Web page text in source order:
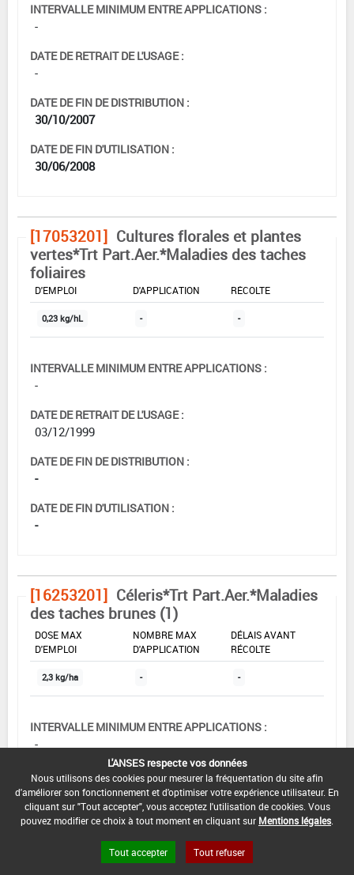
INTERVALLE MINIMUM ENTRE APPLICATIONS :
-
DATE DE RETRAIT DE L'USAGE :
-
DATE DE FIN DE DISTRIBUTION :
30/10/2007
DATE DE FIN D'UTILISATION :
30/06/2008
[17053201] Cultures florales et plantes
vertes*Trt Part.Aer.*Maladies des taches
foliaires
DOSE MAX
D'EMPLOI
D'APPLICATION
RÉCOLTE
0,23 kg/hL - -
INTERVALLE MINIMUM ENTRE APPLICATIONS :
-
DATE DE RETRAIT DE L'USAGE :
03/12/1999
DATE DE FIN DE DISTRIBUTION :
-
DATE DE FIN D'UTILISATION :
-
[16253201] Céleris*Trt Part.Aer.*Maladies
des taches brunes (1)
DOSE MAX
D'EMPLOI
NOMBRE MAX
D'APPLICATION
DÉLAIS AVANT
RÉCOLTE
2,3 kg/ha - -
INTERVALLE MINIMUM ENTRE APPLICATIONS :
-
DATE DE RETRAIT DE L'USAGE :
-
DATE DE FIN DE DISTRIBUTION :
DATE DE FIN D'UTILISATION :
L'ANSES respecte vos données
Nous utilisons des cookies pour mesurer la fréquentation du site afin
d'améliorer son fonctionnement et d'optimiser votre expérience utilisateur. En
cliquant sur "Tout accepter", vous acceptez l'utilisation de cookies. Vous
pouvez modifier ce choix à tout moment en cliquant sur Mentions légales
Tout accepter Tout refuser